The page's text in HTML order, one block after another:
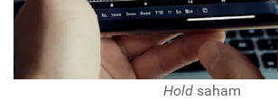
Hold saham